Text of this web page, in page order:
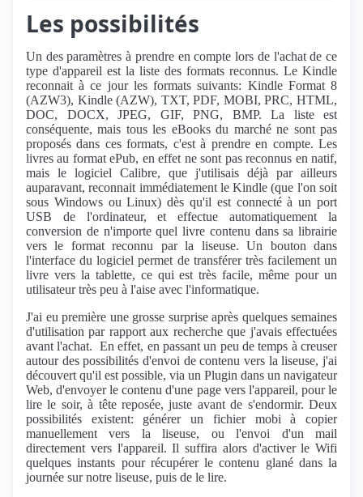
Les possibilités
Un des paramètres à prendre en compte lors de l'achat de ce
type d'appareil est la liste des formats reconnus. Le Kindle
reconnait à ce jour les formats suivants: Kindle Format 8
(AZW3), Kindle (AZW), TXT, PDF, MOBI, PRC, HTML,
DOC, DOCX, JPEG, GIF, PNG, BMP. La liste est
conséquente, mais tous les eBooks du marché ne sont pas
proposés dans ces formats, c'est à prendre en compte. Les
livres au format ePub, en effet ne sont pas reconnus en natif,
mais le logiciel Calibre, que j'utilisais déjà par ailleurs
auparavant, reconnait immédiatement le Kindle (que l'on soit
sous Windows ou Linux) dès qu'il est connecté à un port
USB de l'ordinateur, et effectue automatiquement la
conversion de n'importe quel livre contenu dans sa librairie
vers le format reconnu par la liseuse. Un bouton dans
l'interface du logiciel permet de transférer très facilement un
livre vers la tablette, ce qui est très facile, même pour un
utilisateur très peu à l'aise avec l'informatique.
J'ai eu première une grosse surprise après quelques semaines
d'utilisation par rapport aux recherche que j'avais effectuées
avant l'achat. En effet, en passant un peu de temps à creuser
autour des possibilités d'envoi de contenu vers la liseuse, j'ai
découvert qu'il est possible, via un Plugin dans un navigateur
Web, d'envoyer le contenu d'une page vers l'appareil, pour le
lire le soir, à tête reposée, juste avant de s'endormir. Deux
possibilités existent: générer un fichier mobi à copier
manuellement vers la liseuse, ou l'envoi d'un mail
directement vers l'appareil. Il suffira alors d'activer le Wifi
quelques instants pour récupérer le contenu glané dans la
journée sur notre liseuse, puis de le lire.